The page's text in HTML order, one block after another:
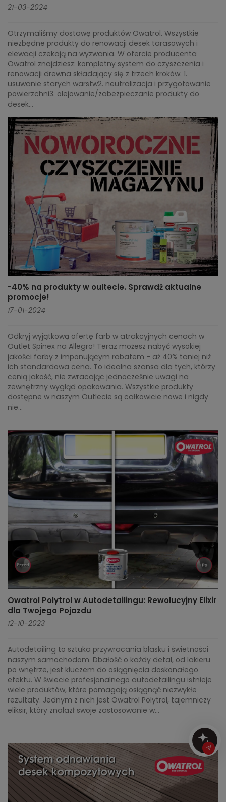
21-03-2024
Otrzymaliśmy dostawę produktów Owatrol. Wszystkie
niezbędne produkty do renowacji desek tarasowych i
elewacji czekają na wyzwania. W ofercie producenta
Owatrol znajdziesz: kompletny system do czyszczenia i
renowacji drewna składający się z trzech kroków: 1.
usuwanie starych warstw2. neutralizacja i przygotowanie
powierzchni3. olejowanie/zabezpieczanie produkty do
desek...
-40% na produkty w oultecie. Sprawdź aktualne
promocje!
17-01-2024
Odkryj wyjątkową ofertę farb w atrakcyjnych cenach w
Outlet Spinex na Allegro! Teraz możesz nabyć wysokiej
jakości farby z imponującym rabatem - aż 40% taniej niż
ich standardowa cena. To idealna szansa dla tych, którzy
cenią jakość, nie zwracając jednocześnie uwagi na
zewnętrzny wygląd opakowania. Wszystkie produkty
dostępne w naszym Outlecie są całkowicie nowe i nigdy
nie...
Owatrol Polytrol w Autodetailingu: Rewolucyjny Elixir
dla Twojego Pojazdu
12-10-2023
Autodetailing to sztuka przywracania blasku i świetności
naszym samochodom. Dbałość o każdy detal, od lakieru
po wnętrze, jest kluczem do osiągnięcia doskonałego
efektu. W świecie profesjonalnego autodetailingu istnieje
wiele produktów, które pomagają osiągnąć niezwykłe
rezultaty. Jednym z nich jest Owatrol Polytrol, tajemniczy
eliksir, który znalazł swoje zastosowanie w...